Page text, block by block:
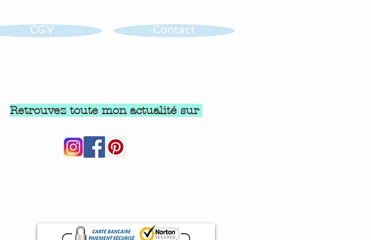
CGV Contact
Retrouvez toute mon actualité sur